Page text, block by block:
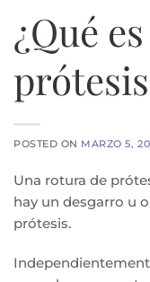
¿Qué
POSTED ON MARZO 5,
Una rotura de
hay un desgarro u
prótesis.